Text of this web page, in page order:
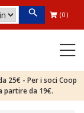
(0)
25€ - Per i soci Coop
partire da 19€.